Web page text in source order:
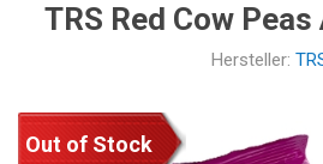
TRS Red Cow
Hersteller:
Out of Stock